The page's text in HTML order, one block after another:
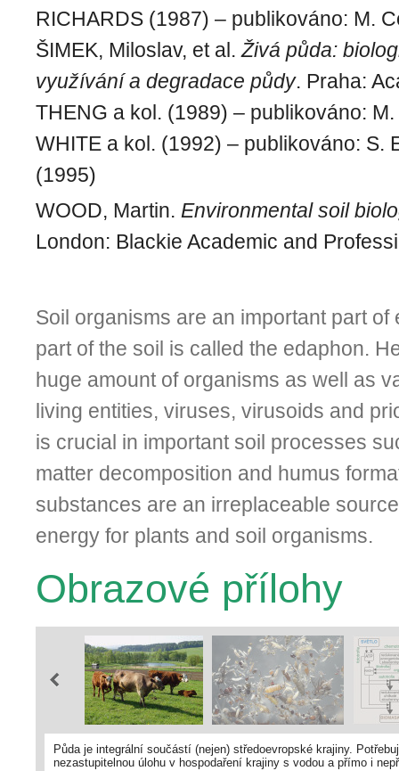
RICHARDS (1987) – publikováno: M.
ŠIMEK, Miloslav, et al.Živá půda:
využívání a degradace půdy. Praha:
THENG a kol. (1989) – publikováno:
WHITE a kol. (1992) – publikováno: S.
(1995)
WOOD, Martin. Environmental soil
London: Blackie Academic and
Soil organisms are an important part of
part of the soil is called the edaphon.
huge amount of organisms as well as
living entities, viruses, virusoids and
is crucial in important soil processes
matter decomposition and humus
substances are an irreplaceable
energy for plants and soil organisms.
Obrazové přílohy
Půda je integrální součástí (nejen) středoevropské krajiny.
nezastupitelnou úlohu v hospodaření krajiny s vodou a přímo i